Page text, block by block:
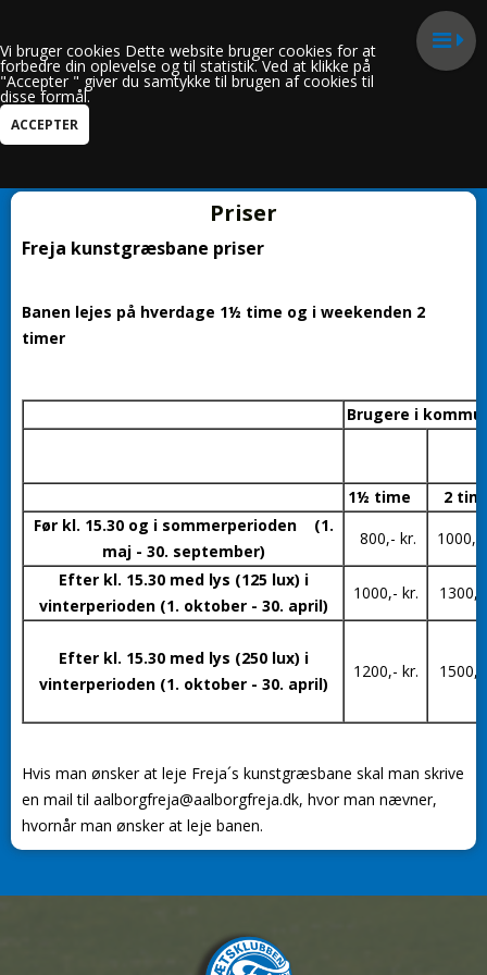
Priser
Freja kunstgræsbane priser
Banen lejes på hverdage 1½ time og i weekenden 2
timer
Brugere i
1½ time
2
Før kl. 15.30 og i sommerperioden (1.
maj - 30. september)
800,- kr.
1000,
Efter kl. 15.30 med lys (125 lux) i
vinterperioden (1. oktober - 30. april)
1000,- kr. 1300,-
Efter kl. 15.30 med lys (250 lux) i
vinterperioden (1. oktober - 30. april)
1200,- kr. 1500,-
Hvis man ønsker at leje Freja´s kunstgræsbane skal man skrive
en mail til aalborgfreja@aalborgfreja.dk, hvor man nævner,
hvornår man ønsker at leje banen.
Vi bruger cookies Dette website bruger cookies for at
forbedre din oplevelse og til statistik. Ved at klikke på
"Accepter " giver du samtykke til brugen af cookies til
disse formål.